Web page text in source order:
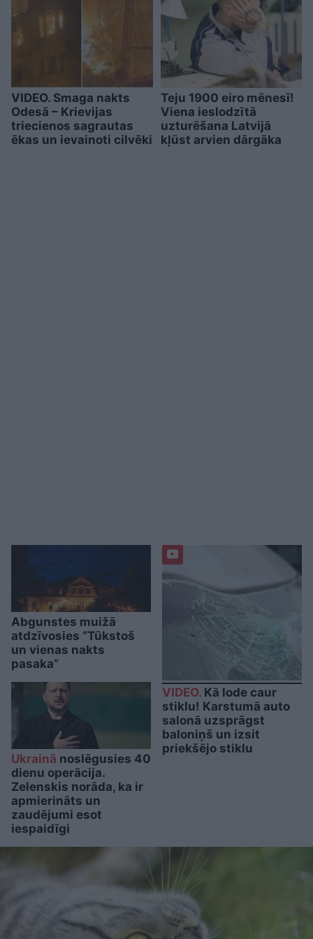
VIDEO. Smaga nakts
Odesā – Krievijas
triecienos sagrautas
ēkas un ievainoti cilvēki
Teju 1900 eiro mēnesī!
Viena ieslodzītā
uzturēšana Latvijā
kļūst arvien dārgāka
Abgunstes muižā
atdzīvosies “Tūkstoš
un vienas nakts
pasaka”
Ukrainā noslēgusies 40
dienu operācija.
Zelenskis norāda, ka ir
apmierināts un
zaudējumi esot
iespaidīgi
VIDEO. Kā lode caur
stiklu! Karstumā auto
salonā uzsprāgst
baloniņš un izsit
priekšējo stiklu